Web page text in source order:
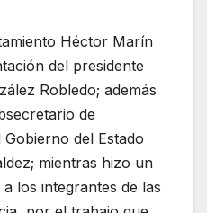
Héctor Marín
del presidente
Robledo; además
de
del Estado
mientras hizo un
los integrantes de las